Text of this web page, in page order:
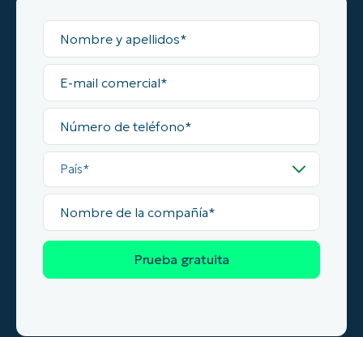
Nombre
apellidos
E-
mail
comercial
Número
teléfono
País
Nombre
la
compañía